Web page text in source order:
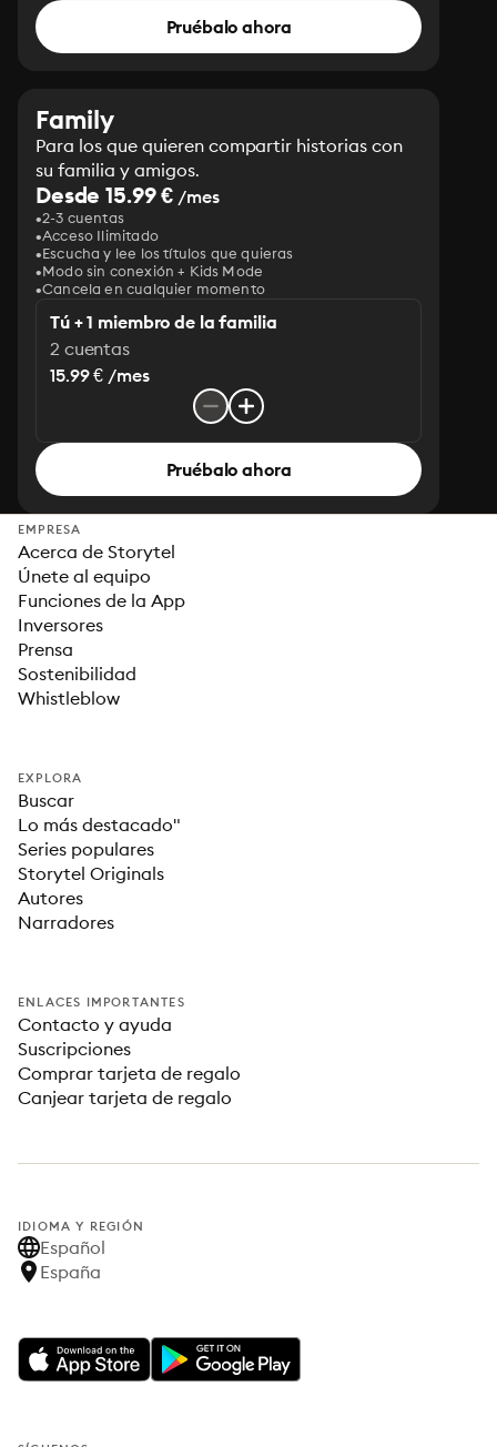
Pruébalo ahora
Family
Para los que quieren compartir historias con
su familia y amigos.
Desde 15.99 € /mes
2-3 cuentas
Acceso Ilimitado
Escucha y lee los títulos que quieras
Modo sin conexión + Kids Mode
Cancela en cualquier momento
Tú + 1 miembro de la familia
2 cuentas
15.99 € /mes
Pruébalo ahora
EMPRESA
Acerca de Storytel
Únete al equipo
Funciones de la App
Inversores
Prensa
Sostenibilidad
Whistleblow
EXPLORA
Buscar
Lo más destacado"
Series populares
Storytel Originals
Autores
Narradores
ENLACES IMPORTANTES
Contacto y ayuda
Suscripciones
Comprar tarjeta de regalo
Canjear tarjeta de regalo
IDIOMA Y REGIÓN
Español
España